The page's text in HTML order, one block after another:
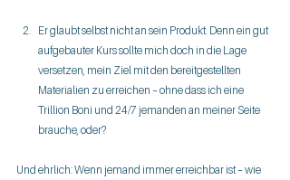
Er glaubt selbst nicht an sein Produkt. Denn ein gut
aufgebauter Kurs sollte mich doch in die Lage
versetzen, mein Ziel mit den bereitgestellten
Materialien zu erreichen – ohne dass ich eine
Trillion Boni und 24/7 jemanden an meiner Seite
brauche, oder?
Und ehrlich: Wenn jemand immer erreichbar ist – wie